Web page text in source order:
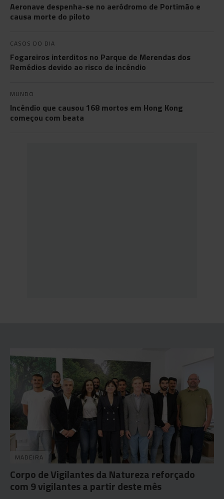
Aeronave despenha-se no aeródromo de Portimão e
causa morte do piloto
CASOS DO DIA
Fogareiros interditos no Parque de Merendas dos
Remédios devido ao risco de incêndio
MUNDO
Incêndio que causou 168 mortos em Hong Kong
começou com beata
MADEIRA
Corpo de Vigilantes da Natureza reforçado
com 9 vigilantes a partir deste mês